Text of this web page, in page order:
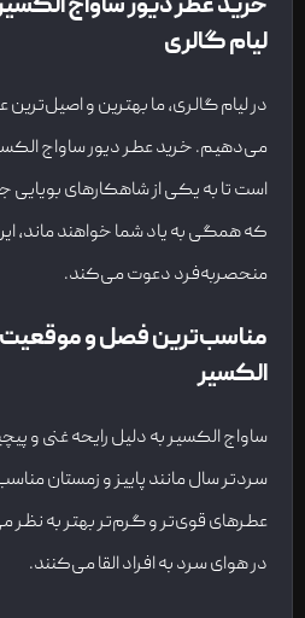
خرید عطر دیور ساواج
لیام گالری
در لیام گالری، ما بهترین و اصیل‌ترین
می‌دهیم. خرید عطر دیور ساواج
است تا به یکی از شاهکارهای بویایی
که همگی به یاد شما خواهند ماند، این
منحصربه‌فرد دعوت می‌کند.
مناسب‌ترین فصل و موقعیت
الکسیر
ساواج الکسیر به دلیل رایحه غنی و
سردتر سال مانند پاییز و زمستان
عطرهای قوی‌تر و گرم‌تر بهتر به نظر
در هوای سرد به افراد القا می‌کنند.